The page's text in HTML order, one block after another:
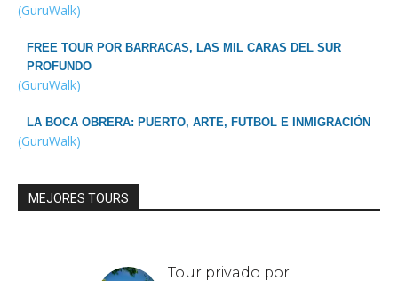
(GuruWalk)
FREE TOUR POR BARRACAS, LAS MIL CARAS DEL SUR
PROFUNDO
(GuruWalk)
LA BOCA OBRERA: PUERTO, ARTE, FUTBOL E INMIGRACIÓN
(GuruWalk)
MEJORES TOURS